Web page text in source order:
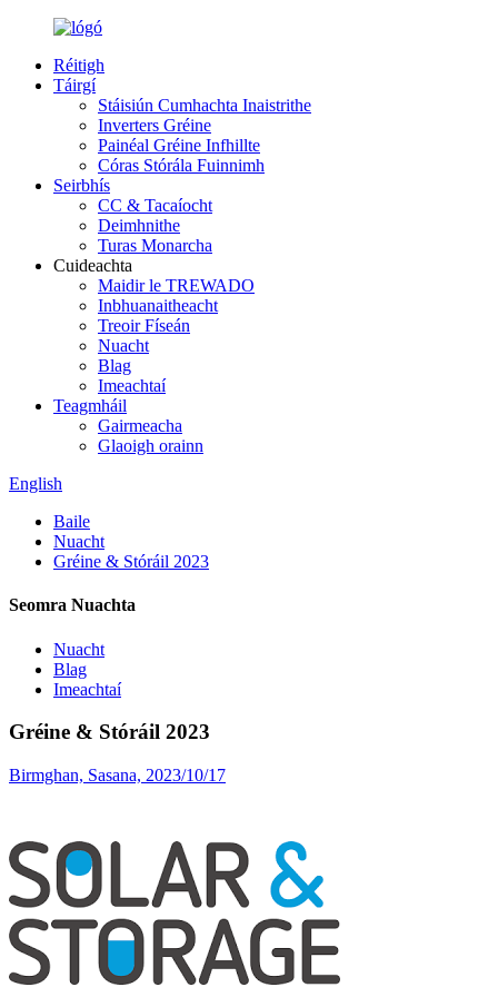
Réitigh
Táirgí
Stáisiún Cumhachta Inaistrithe
Inverters Gréine
Painéal Gréine Infhillte
Córas Stórála Fuinnimh
Seirbhís
CC & Tacaíocht
Deimhnithe
Turas Monarcha
Cuideachta
Maidir le TREWADO
Inbhuanaitheacht
Treoir Físeán
Nuacht
Blag
Imeachtaí
Teagmháil
Gairmeacha
Glaoigh orainn
English
Baile
Nuacht
Gréine & Stóráil 2023
Seomra Nuachta
Nuacht
Blag
Imeachtaí
Gréine & Stóráil 2023
Birmghan, Sasana, 2023/10/17